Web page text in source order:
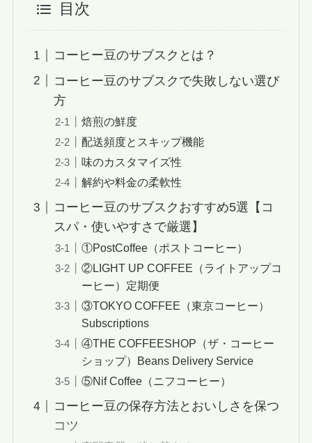
目次
コーヒー豆のサブスクとは？
コーヒー豆のサブスクで失敗しない選び
方
焙煎の鮮度
配送頻度とスキップ機能
味のカスタマイズ性
解約や料金の柔軟性
コーヒー豆のサブスクおすすめ5選【コ
スパ・使いやすさで厳選】
①PostCoffee（ポストコーヒー）
②LIGHT UP COFFEE（ライトアップコ
ーヒー）定期便
③TOKYO COFFEE（東京コーヒー）
Subscriptions
④THE COFFEESHOP（ザ・コーヒー
ショップ）Beans Delivery Service
⑤Nif Coffee（ニフコーヒー）
コーヒー豆の保存方法とおいしさを保つ
コツ